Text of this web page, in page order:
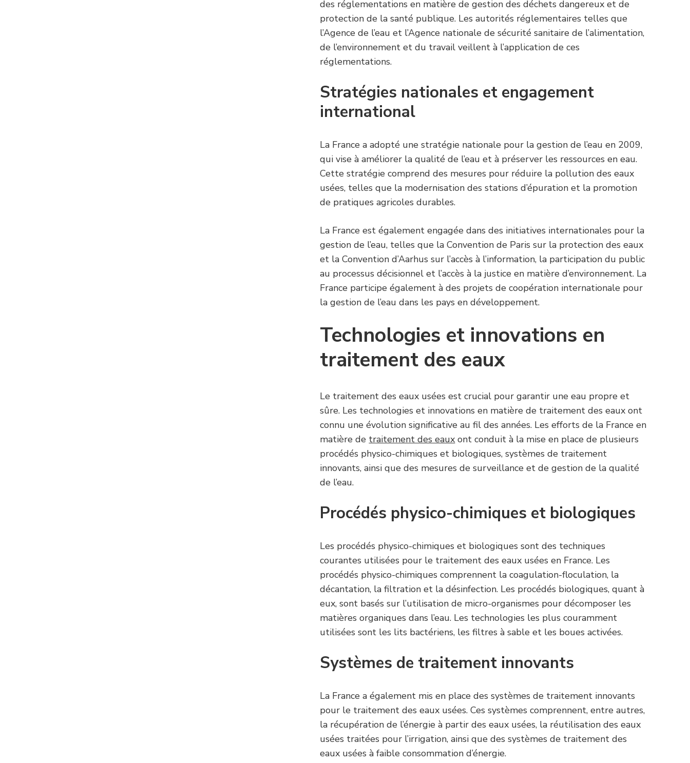
des réglementations en matière de gestion des déchets dangereux et de
protection de la santé publique. Les autorités réglementaires telles que
l’Agence de l’eau et l’Agence nationale de sécurité sanitaire de l’alimentation,
de l’environnement et du travail veillent à l’application de ces
réglementations.
Stratégies nationales et engagement
international
La France a adopté une stratégie nationale pour la gestion de l’eau en 2009,
qui vise à améliorer la qualité de l’eau et à préserver les ressources en eau.
Cette stratégie comprend des mesures pour réduire la pollution des eaux
usées, telles que la modernisation des stations d’épuration et la promotion
de pratiques agricoles durables.
La France est également engagée dans des initiatives internationales pour la
gestion de l’eau, telles que la Convention de Paris sur la protection des eaux
et la Convention d’Aarhus sur l’accès à l’information, la participation du public
au processus décisionnel et l’accès à la justice en matière d’environnement. La
France participe également à des projets de coopération internationale pour
la gestion de l’eau dans les pays en développement.
Technologies et innovations en
traitement des eaux
Le traitement des eaux usées est crucial pour garantir une eau propre et
sûre. Les technologies et innovations en matière de traitement des eaux ont
connu une évolution significative au fil des années. Les efforts de la France en
matière de traitement des eaux ont conduit à la mise en place de plusieurs
procédés physico-chimiques et biologiques, systèmes de traitement
innovants, ainsi que des mesures de surveillance et de gestion de la qualité
de l’eau.
Procédés physico-chimiques et biologiques
Les procédés physico-chimiques et biologiques sont des techniques
courantes utilisées pour le traitement des eaux usées en France. Les
procédés physico-chimiques comprennent la coagulation-floculation, la
décantation, la filtration et la désinfection. Les procédés biologiques, quant à
eux, sont basés sur l’utilisation de micro-organismes pour décomposer les
matières organiques dans l’eau. Les technologies les plus couramment
utilisées sont les lits bactériens, les filtres à sable et les boues activées.
Systèmes de traitement innovants
La France a également mis en place des systèmes de traitement innovants
pour le traitement des eaux usées. Ces systèmes comprennent, entre autres,
la récupération de l’énergie à partir des eaux usées, la réutilisation des eaux
usées traitées pour l’irrigation, ainsi que des systèmes de traitement des
eaux usées à faible consommation d’énergie.